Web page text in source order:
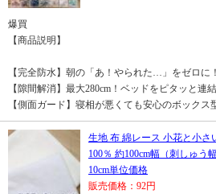
爆買
【商品説明】
【完全防水】朝の「あ！やられた…」をゼロに！
【隙間解消】最大280cm！ベッドをピタッと連結
【側面ガード】寝相が悪くても安心のボックス
生地 布 綿レース 小花と小さ
100％ 約100cm幅（刺しゅう
10cm単位価格
販売価格：92円